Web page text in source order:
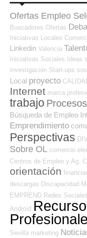
Ofertas Empleo
Buscadores Ofertas
Iniciativas Locales
Linkedin Valencia
Iniciativas Sociales
Ideas
investigación Start-ups
Local proyecto
Internet marca
trabajo
Búsqueda de Empleo
Emprendimiento
Perspectivas
Sobre OL comercio
Centros de Empleo y Ag.
orientación
descargas Discapacidad
EMPREND Redes
Android
Sevilla marketing